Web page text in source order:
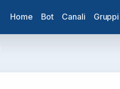
Home Bot Canali Gruppi